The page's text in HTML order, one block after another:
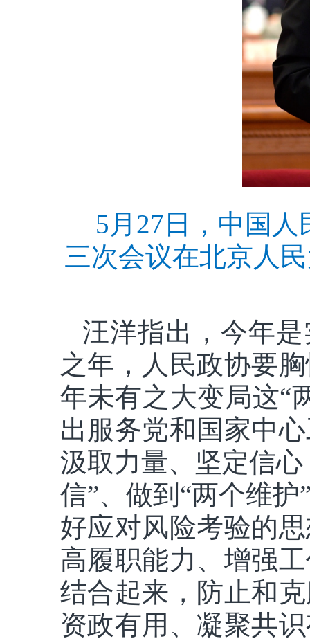
5月27日，中国
三次会议在北京人
汪洋指出，今年
之年，人民政协要
年未有之大变局这“
出服务党和国家中
汲取力量、坚定信
信”、做到“两个维
好应对风险考验的
高履职能力、增强
结合起来，防止和
资政有用、凝聚共